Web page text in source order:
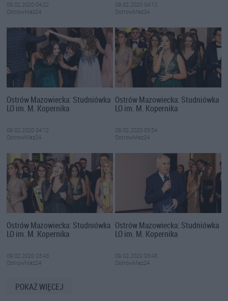
09.02.2020 04:22
OstrowMaz24
09.02.2020 04:12
OstrowMaz24
Ostrów Mazowiecka: Studniówka
LO im. M. Kopernika
09.02.2020 04:12
OstrowMaz24
Ostrów Mazowiecka: Studniówka
LO im. M. Kopernika
09.02.2020 03:54
OstrowMaz24
Ostrów Mazowiecka: Studniówka
LO im. M. Kopernika
09.02.2020 03:43
OstrowMaz24
Ostrów Mazowiecka: Studniówka
LO im. M. Kopernika
09.02.2020 03:43
OstrowMaz24
POKAŻ WIĘCEJ